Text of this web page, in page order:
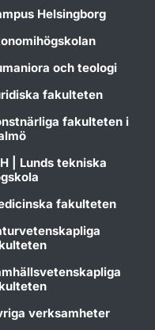
Helsingborg
och teologi
fakulteten
fakulteten i
| Lunds tekniska
fakulteten
verksamheter